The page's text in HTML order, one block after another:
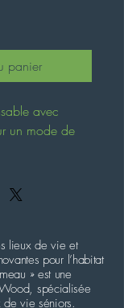
panier
avec
un mode de
lieux de vie et
pour l’habitat
» est une
spécialisée
vie séniors.